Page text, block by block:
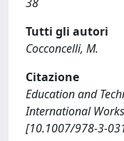
Tutti gli autori
Cocconcelli, M.
Citazione
Education and
International
[10.1007/978-3-